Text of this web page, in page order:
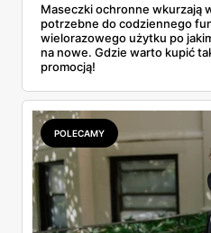
Maseczki ochronne wkurzają
potrzebne do codziennego
wielorazowego użytku po
na nowe. Gdzie warto kupić
promocją!
POLECAMY